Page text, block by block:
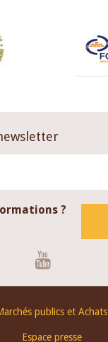
?
publics et Achats
Espace presse